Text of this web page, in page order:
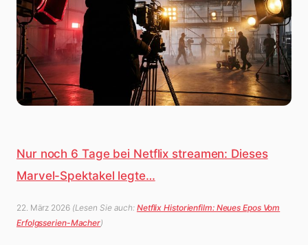
Nur noch 6 Tage bei Netflix streamen: Dieses
Marvel-Spektakel legte…
22. März 2026 (Lesen Sie auch: Netflix Historienfilm: Neues Epos Vom
Erfolgsserien-Macher)